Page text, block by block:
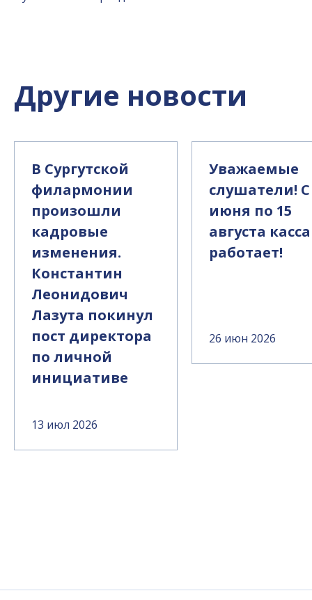
Другие новости
В Сургутской
филармонии
произошли
кадровые
изменения.
Константин
Леонидович
Лазута покинул
пост директора
по личной
инициативе
13 июл 2026
Уважаемые
слушатели! С
июня по 15
августа
работает!
26 июн 2026